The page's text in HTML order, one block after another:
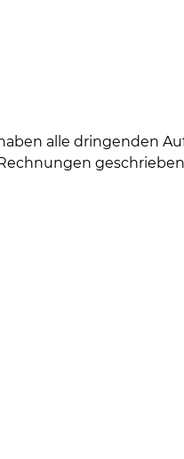
alle dringenden